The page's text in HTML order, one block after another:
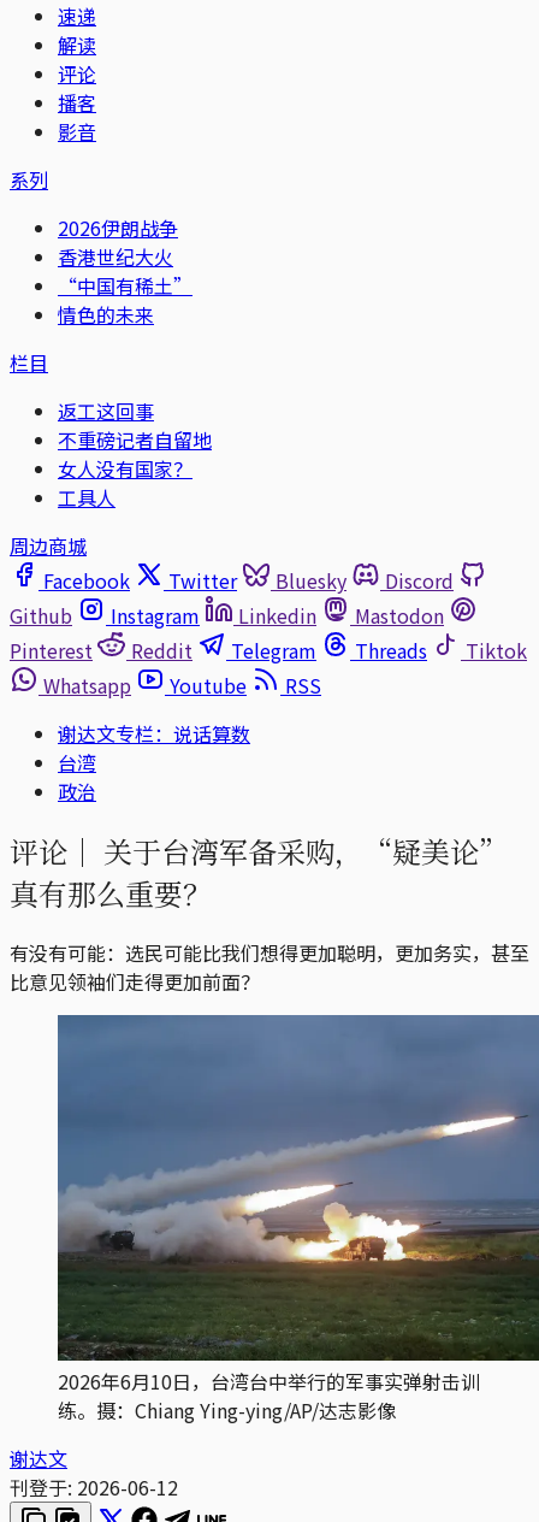
速递
解读
评论
播客
影音
系列
2026伊朗战争
香港世纪大火
“中国有稀土”
情色的未来
栏目
返工这回事
不重磅记者自留地
女人没有国家？
工具人
周边商城
Facebook
Twitter Bluesky
Discord
Github
Instagram Linkedin
Mastodon
Pinterest
Reddit Telegram Threads
Tiktok
Whatsapp
Youtube
RSS
谢达文专栏：说话算数
台湾
政治
评论｜ 关于台湾军备采购，“疑美论”
真有那么重要？
有没有可能：选民可能比我们想得更加聪明，更加务实，甚至
比意见领袖们走得更加前面？
2026年6月10日，台湾台中举行的军事实弹射击训
练。摄：Chiang Ying-ying/AP/达志影像
谢达文
刊登于: 2026-06-12